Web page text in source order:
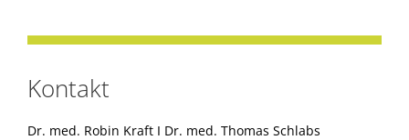
Kontakt
Dr. med. Robin Kraft I Dr. med. Thomas Schlabs